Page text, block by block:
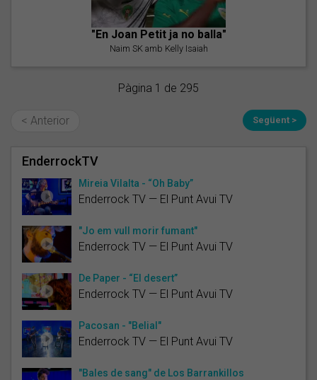
"En Joan Petit ja no balla"
Naim SK amb Kelly Isaiah
Pàgina 1 de 295
< Anterior Següent >
EnderrockTV
Mireia Vilalta - “Oh Baby”
Enderrock TV — El Punt Avui TV
"Jo em vull morir fumant"
Enderrock TV — El Punt Avui TV
De Paper - “El desert”
Enderrock TV — El Punt Avui TV
Pacosan - "Belial"
Enderrock TV — El Punt Avui TV
"Bales de sang" de Los Barrankillos